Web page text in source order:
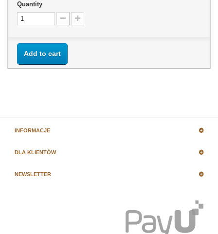
Quantity
Add to cart
INFORMACJE
DLA KLIENTÓW
NEWSLETTER